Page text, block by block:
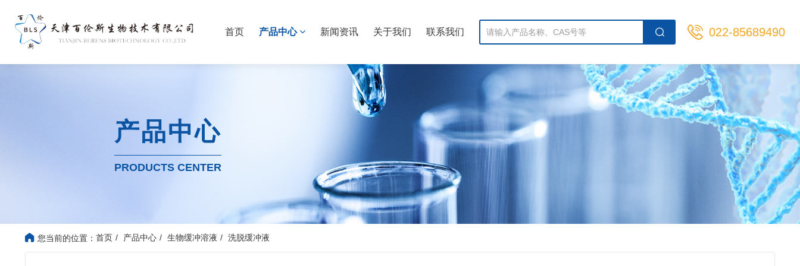
首页 产品中心 新闻资讯 关于我们 联系我们 022-85689490
产品中心
PRODUCTS CENTER
您当前的位置： 首页 产品中心 生物缓冲溶液 洗脱缓冲液